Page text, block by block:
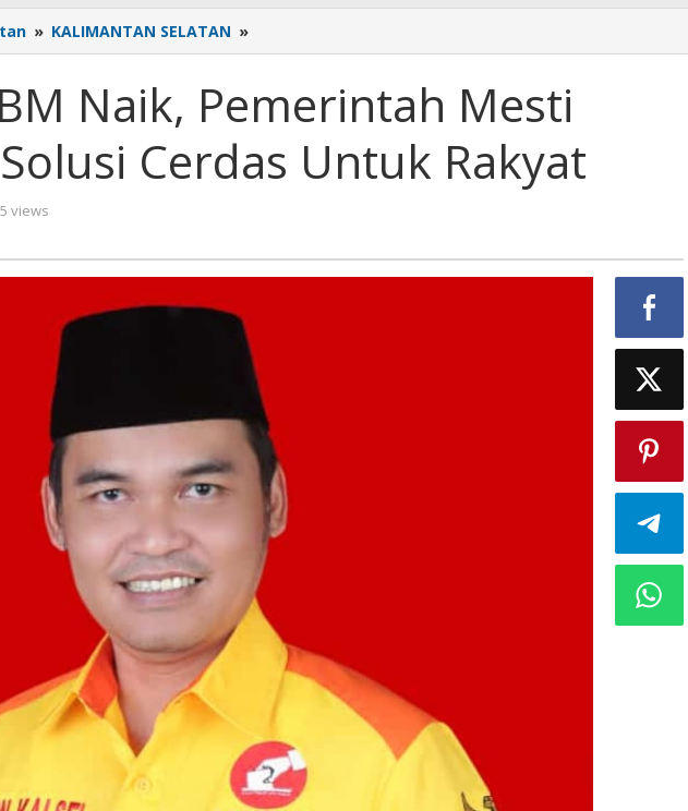
» KALIMANTAN SELATAN »
BBM
Pemerintah
Mesti
Berikan
Solusi
Naik, Pemerintah Mesti
Cerdas Untuk Rakyat
views